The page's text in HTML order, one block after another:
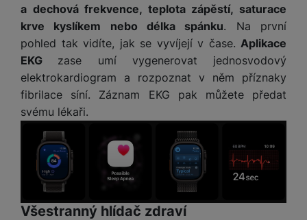
a dechová frekvence, teplota zápěstí, saturace
krve kyslíkem nebo délka spánku. Na první
pohled tak vidíte, jak se vyvíjejí v čase. Aplikace
EKG zase umí vygenerovat jednosvodový
elektrokardiogram a rozpoznat v něm příznaky
fibrilace síní. Záznam EKG pak můžete předat
svému lékaři.
Všestranný hlídač zdraví